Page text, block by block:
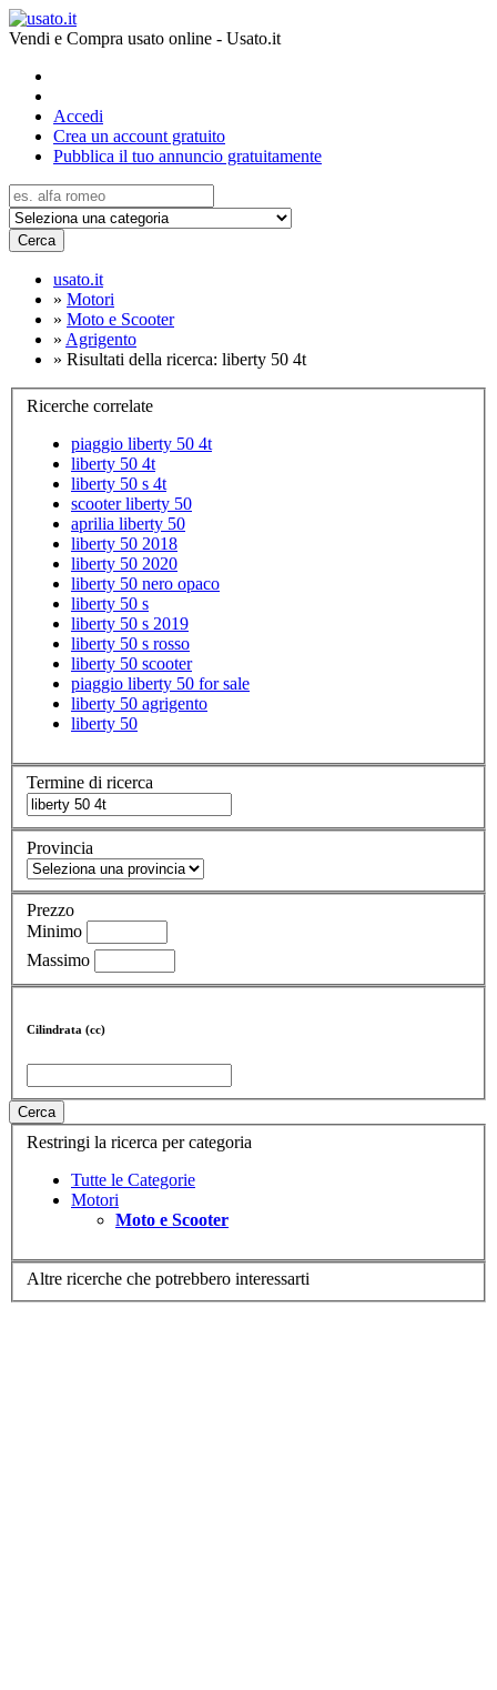
Vendi e Compra usato online - Usato.it
Accedi
Crea un account gratuito
Pubblica il tuo annuncio gratuitamente
Cerca
usato.it
» Motori
» Moto e Scooter
» Agrigento
» Risultati della ricerca: liberty 50 4t
Ricerche correlate
piaggio liberty 50 4t
liberty 50 4t
liberty 50 s 4t
scooter liberty 50
aprilia liberty 50
liberty 50 2018
liberty 50 2020
liberty 50 nero opaco
liberty 50 s
liberty 50 s 2019
liberty 50 s rosso
liberty 50 scooter
piaggio liberty 50 for sale
liberty 50 agrigento
liberty 50
Termine di ricerca
Provincia
Prezzo
Minimo
Massimo
Cilindrata (cc)
Cerca
Restringi la ricerca per categoria
Tutte le Categorie
Motori
Moto e Scooter
Altre ricerche che potrebbero interessarti